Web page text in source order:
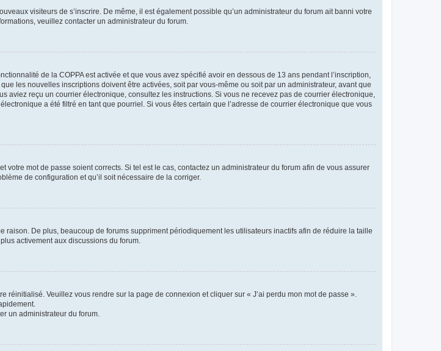
visiteurs de s’inscrire. De même, il est également possible qu’un administrateur du forum ait banni votre
veuillez contacter un administrateur du forum.
de la COPPA est activée et que vous avez spécifié avoir en dessous de 13 ans pendant l’inscription,
les nouvelles inscriptions doivent être activées, soit par vous-même ou soit par un administrateur, avant que
reçu un courrier électronique, consultez les instructions. Si vous ne recevez pas de courrier électronique,
a été filtré en tant que pourriel. Si vous êtes certain que l’adresse de courrier électronique que vous
mot de passe soient corrects. Si tel est le cas, contactez un administrateur du forum afin de vous assurer
de configuration et qu’il soit nécessaire de la corriger.
De plus, beaucoup de forums suppriment périodiquement les utilisateurs inactifs afin de réduire la taille
activement aux discussions du forum.
Veuillez vous rendre sur la page de connexion et cliquer sur « J’ai perdu mon mot de passe ».
un administrateur du forum.